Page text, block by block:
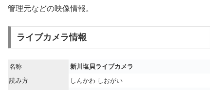
管理元などの映像情報。
ライブカメラ情報
名称
新川塩貝ライブカメラ
読み方
しんかわ しおがい